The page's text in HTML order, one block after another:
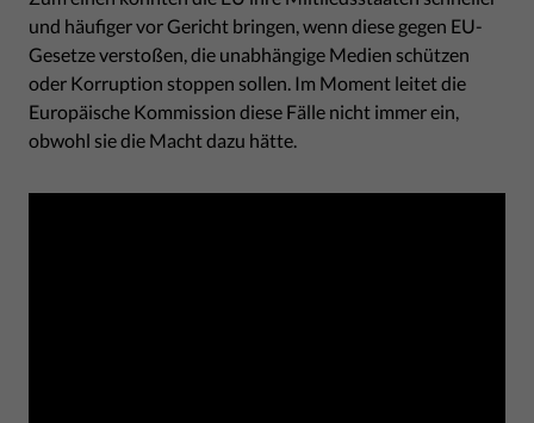
und häufiger vor Gericht bringen, wenn diese gegen EU-
Gesetze verstoßen, die unabhängige Medien schützen
oder Korruption stoppen sollen. Im Moment leitet die
Europäische Kommission diese Fälle nicht immer ein,
obwohl sie die Macht dazu hätte.